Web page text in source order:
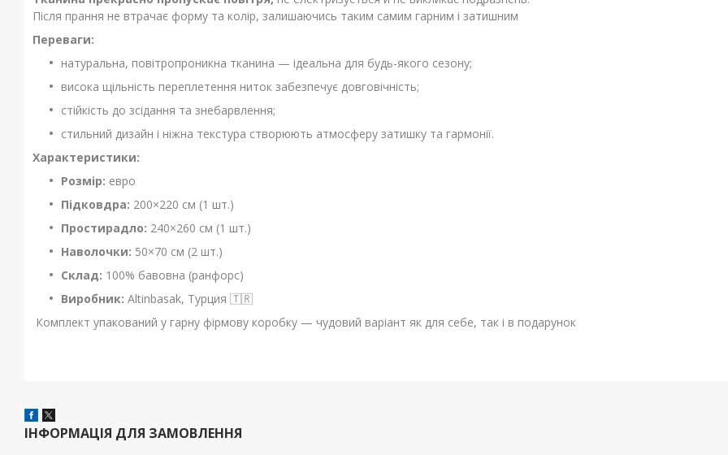
Після прання не втрачає форму та колір, залишаючись таким самим гарним і затишним
Переваги:
натуральна, повітропроникна тканина — ідеальна для будь-якого сезону;
висока щільність переплетення ниток забезпечує довговічність;
стійкість до зсідання та знебарвлення;
стильний дизайн і ніжна текстура створюють атмосферу затишку та гармонії.
Характеристики:
Розмір: евро
Підковдра: 200×220 см (1 шт.)
Простирадло: 240×260 см (1 шт.)
Наволочки: 50×70 см (2 шт.)
Склад: 100% бавовна (ранфорс)
Виробник: Altinbasak, Турция 🇹🇷
Комплект упакований у гарну фірмову коробку — чудовий варіант як для себе, так і в подарунок
ІНФОРМАЦІЯ ДЛЯ ЗАМОВЛЕННЯ